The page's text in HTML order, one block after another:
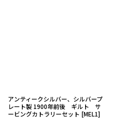
アンティークシルバー、シルバープ
レート製 1900年前後 ギルト サ
ービングカトラリーセット [MEL1]